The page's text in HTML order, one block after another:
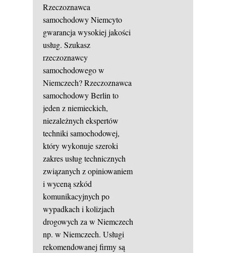
Rzeczoznawca
samochodowy Niemcyto
gwarancja wysokiej jakości
usług. Szukasz
rzeczoznawcy
samochodowego w
Niemczech? Rzeczoznawca
samochodowy Berlin to
jeden z niemieckich,
niezależnych ekspertów
techniki samochodowej,
który wykonuje szeroki
zakres usług technicznych
związanych z opiniowaniem
i wyceną szkód
komunikacyjnych po
wypadkach i kolizjach
drogowych za w Niemczech
np. w Niemczech. Usługi
rekomendowanej firmy są